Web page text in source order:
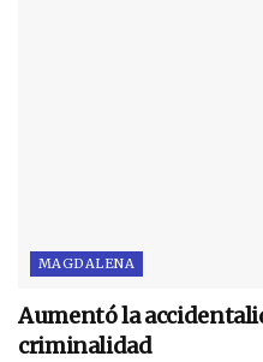
MAGDALENA
Aumentó la
criminalidad